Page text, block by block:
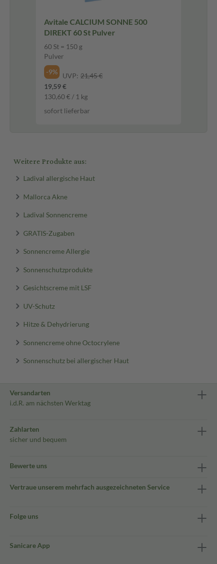
Avitale CALCIUM SONNE 500
DIREKT 60 St Pulver
60 St = 150 g
Pulver
-9%
UVP: 21,45 €
19,59 €
130,60 € / 1 kg
sofort lieferbar
Weitere Produkte aus:
Ladival allergische Haut
Mallorca Akne
Ladival Sonnencreme
GRATIS-Zugaben
Sonnencreme Allergie
Sonnenschutzprodukte
Gesichtscreme mit LSF
UV-Schutz
Hitze & Dehydrierung
Sonnencreme ohne Octocrylene
Sonnenschutz bei allergischer Haut
Versandarten
i.d.R. am nächsten Werktag
Zahlarten
sicher und bequem
Bewerte uns
Vertraue unserem mehrfach ausgezeichneten Service
Folge uns
Sanicare App